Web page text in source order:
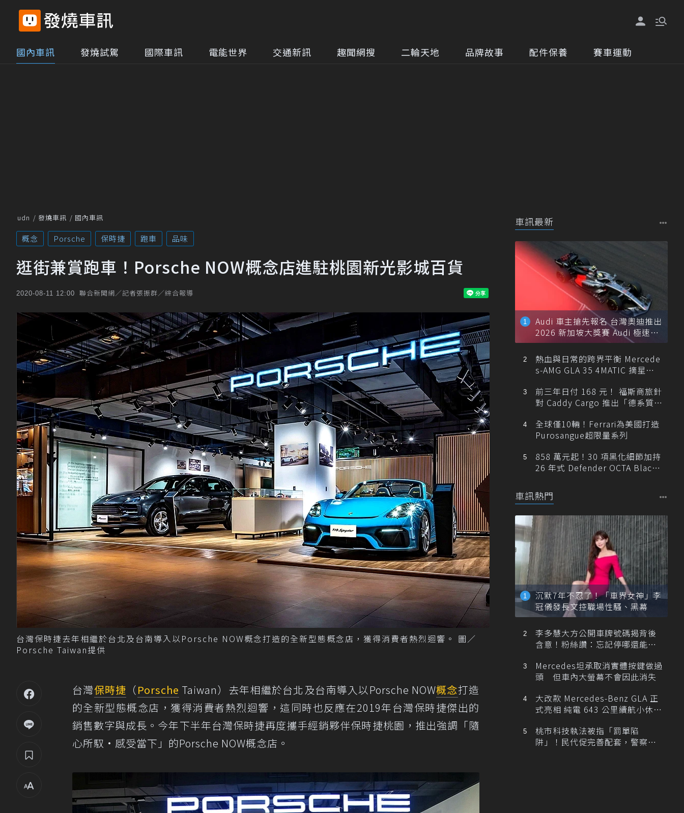
國內車訊 發燒試駕 國際車訊 電能世界 交通新訊 趣聞網搜 二輪天地 品牌故事 配件保養 賽車運動
udn 發燒車訊 國內車訊
概念 Porsche 保時捷 跑車 品味
逛街兼賞跑車！Porsche NOW概念店進駐桃園新光影城百貨
2020-08-11 12:00 聯合新聞網／記者張振群／綜合報導
台灣保時捷去年相繼於台北及台南導入以Porsche NOW概念打造的全新型態概念店，獲得消費者熱烈迴響。 圖／
Porsche Taiwan提供
台灣保時捷 （Porsche Taiwan）去年相繼於台北及台南導入以Porsche NOW概念打造
的全新型態概念店，獲得消費者熱烈迴響，這同時也反應在2019年台灣保時捷傑出的
銷售數字與成長。今年下半年台灣保時捷再度攜手經銷夥伴保時捷桃園，推出強調「隨
心所馭•感受當下」的Porsche NOW概念店。
車訊最新
Audi 車主搶先報名 台灣奧迪推出
2026 新加坡大獎賽 Audi 極速之
旅
熱血與日常的跨界平衡 Mercede
s-AMG GLA 35 4MATIC 摘星版
前三年日付 168 元！ 福斯商旅針
對 Caddy Cargo 推出「德系質感
全球僅10輛！Ferrari為美國打造
Purosangue超限量系列
858 萬元起！30 項黑化細節加持
26 年式 Defender OCTA Black
車訊熱門
沉默7年不忍了！「車界女神」李
冠儀發長文控職場性騷、黑幕
李多慧大方公開車牌號碼揭背後
含意！粉絲讚：忘記停哪還能幫
Mercedes坦承取消實體按鍵做過
頭 但車內大螢幕不會因此消失
大改款 Mercedes-Benz GLA 正
式亮相 純電 643 公里續航小休
桃市科技執法被指「罰單陷
阱」！民代促完善配套，警察局